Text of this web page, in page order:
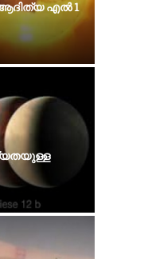
ആദിത്യ എൽ 1